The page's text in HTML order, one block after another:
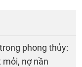
phong thủy:
nợ nần